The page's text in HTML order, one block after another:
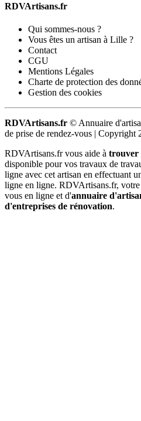
RDVArtisans.fr
Qui sommes-nous ?
Vous êtes un artisan à Lille ?
Contact
CGU
Mentions Légales
Charte de protection des
Gestion des cookies
RDVArtisans.fr © Annuaire
de prise de rendez-vous | Copyright
RDVArtisans.fr vous aide à trouver
disponible pour vos travaux de
ligne avec cet artisan en effectuant
ligne en ligne. RDVArtisans.fr,
vous en ligne et d'annuaire
d'entreprises de rénovation.